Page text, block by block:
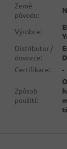
Země
původu:
Výrobce:
Distributor /
dovozce:
Certifikace: -
Způsob
použití: